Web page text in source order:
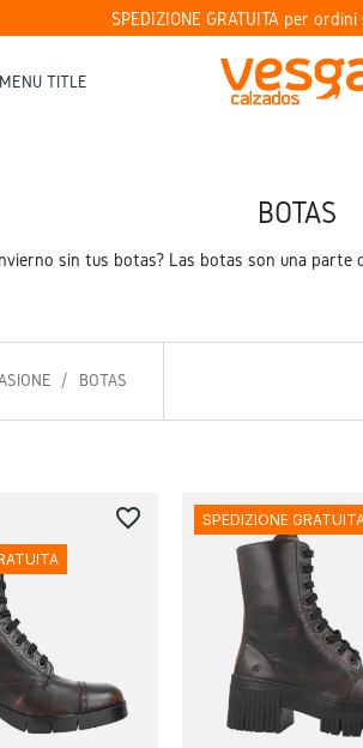
SPEDIZIONE GRATUITA per
MENU TITLE
BOTAS
sin tus botas? Las botas son una
BOTAS
favorite_border SPEDIZIONE